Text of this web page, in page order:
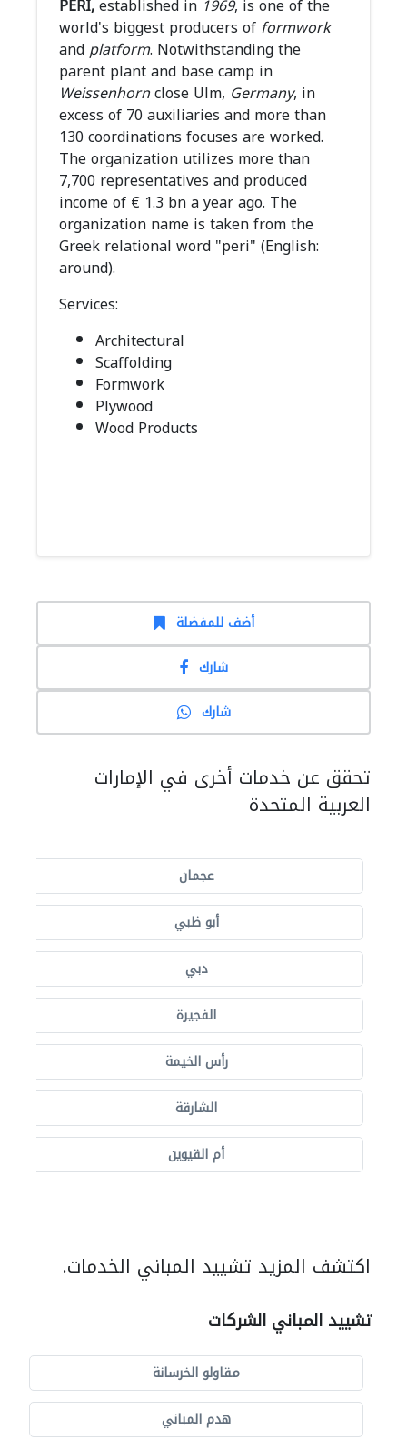
PERI,established in 1969, is one of the
world's biggest producers offormwork
andplatform. Notwithstanding the
parent plant and base camp in
Weissenhornclose Ulm, Germany, in
excess of 70 auxiliaries and more than
130 coordinations focuses are worked.
The organization utilizes more than
7,700 representatives and produced
income of € 1.3 bn a year ago. The
organization name is taken from the
Greek relational word "peri" (English:
around).
Services:
Architectural
Scaffolding
Formwork
Plywood
Wood Products
أضف للمفضلة
شارك
شارك
تحقق عن خدمات أخرى في الإمارات
العربية المتحدة
عجمان
أبو ظبي
دبي
الفجيرة
رأس الخيمة
الشارقة
أم القيوين
اكتشف المزيد تشييد المباني الخدمات.
تشييد المباني الشركات
مقاولو الخرسانة
هدم المباني